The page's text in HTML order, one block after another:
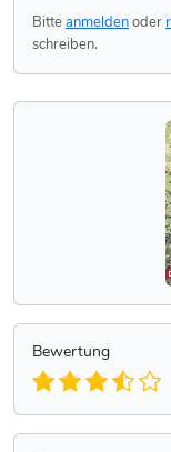
Bitteanmeldenoder
schreiben.
Bewertung